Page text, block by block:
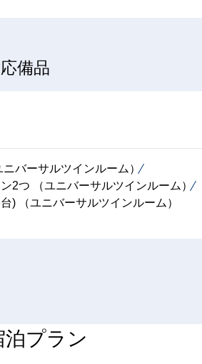
備品
バーサルツインルーム）
2つ （ユニバーサルツインルーム）
) （ユニバーサルツインルーム）
プラン